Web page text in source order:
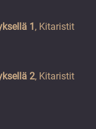
1 , Kitaristit
2, Kitaristit